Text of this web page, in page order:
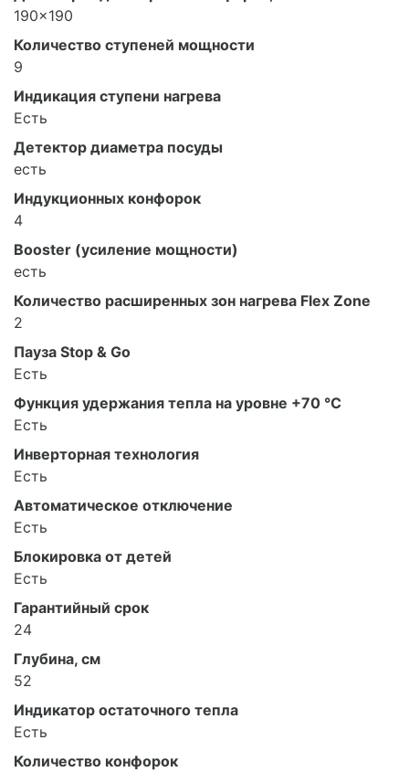
190x190
Количество ступеней мощности
9
Индикация ступени нагрева
Есть
Детектор диаметра посуды
есть
Индукционных конфорок
4
Booster (усиление мощности)
есть
Количество расширенных зон нагрева Flex Zone
2
Пауза Stop & Go
Есть
Функция удержания тепла на уровне +70 °С
Есть
Инверторная технология
Есть
Автоматическое отключение
Есть
Блокировка от детей
Есть
Гарантийный срок
24
Глубина, см
52
Индикатор остаточного тепла
Есть
Количество конфорок